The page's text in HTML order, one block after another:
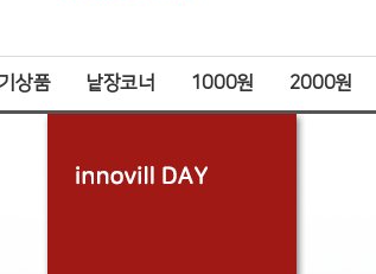
상품 낱장코너 1000원 2000원